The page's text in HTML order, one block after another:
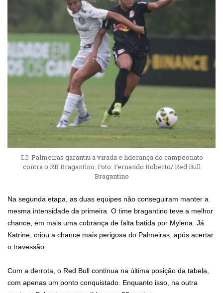
Palmeiras garantiu a virada e liderança do campeonato
contra o RB Bragantino. Foto: Fernando Roberto/ Red Bull
Bragantino
Na segunda etapa, as duas equipes não conseguiram manter a
mesma intensidade da primeira. O time bragantino teve a melhor
chance, em mais uma cobrança de falta batida por Mylena. Já
Katrine, criou a chance mais perigosa do Palmeiras, após acertar
o travessão.
Com a derrota, o Red Bull continua na última posição da tabela,
com apenas um ponto conquistado. Enquanto isso, na outra